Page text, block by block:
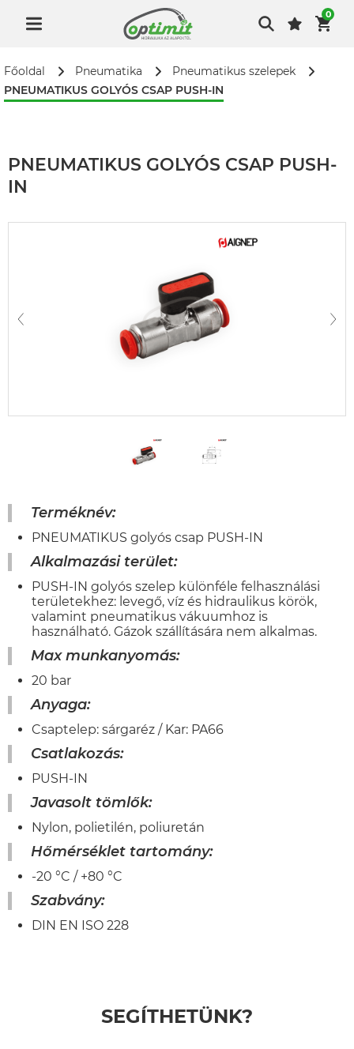
0
Főoldal Pneumatika
Pneumatikus szelepek
PNEUMATIKUS GOLYÓS CSAP PUSH-IN
PNEUMATIKUS GOLYÓS CSAP PUSH-
IN
Terméknév:
PNEUMATIKUS golyós csap PUSH-IN
Alkalmazási terület:
PUSH-IN golyós szelep különféle felhasználási
területekhez: levegő, víz és hidraulikus körök,
valamint pneumatikus vákuumhoz is
használható. Gázok szállítására nem alkalmas.
Max munkanyomás:
20 bar
Anyaga:
Csaptelep: sárgaréz / Kar: PA66
Csatlakozás:
PUSH-IN
Javasolt tömlők:
Nylon, polietilén, poliuretán
Hőmérséklet tartomány:
-20 °C / +80 °C
Szabvány:
DIN EN ISO 228
SEGÍTHETÜNK?